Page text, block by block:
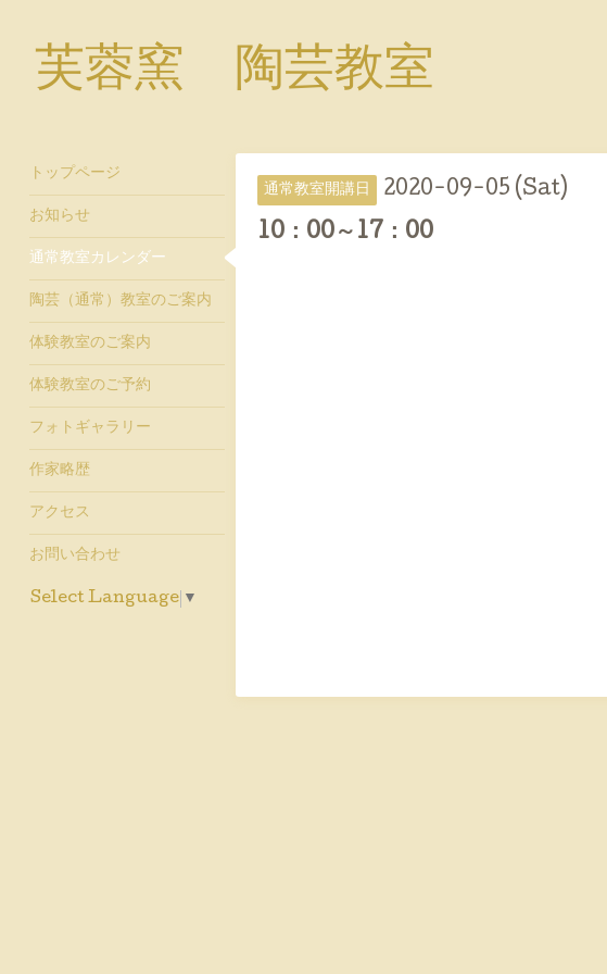
芙蓉窯 陶芸教室
通常教室開講日 2020-09-05 (Sat)
10：00～17：00
トップページ
お知らせ
通常教室カレンダー
陶芸（通常）教室のご案内
体験教室のご案内
体験教室のご予約
フォトギャラリー
作家略歴
アクセス
お問い合わせ
Select Language ▼